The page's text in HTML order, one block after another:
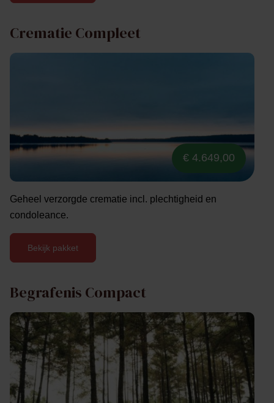
Crematie Compleet
€ 4.649,00
Geheel verzorgde crematie incl. plechtigheid en
condoleance.
Bekijk pakket
Begrafenis Compact